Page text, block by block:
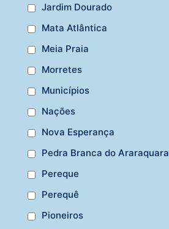
Jardim Dourado
Mata Atlântica
Meia Praia
Morretes
Municípios
Nações
Nova Esperança
Pedra Branca do Araraquara
Pereque
Perequê
Pioneiros